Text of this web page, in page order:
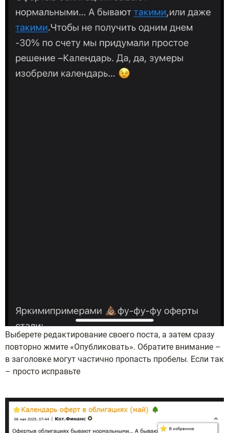
Выберете редактирование своего поста, а затем сразу
повторно жмите «Опубликовать». Обратите внимание –
в заголовке могут частично пропасть пробелы. Если так
– просто исправьте